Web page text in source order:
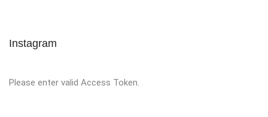
Instagram
Please enter valid Access Token.